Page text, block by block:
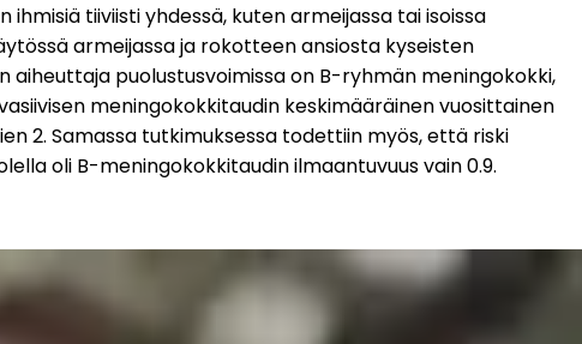
tiiviisti yhdessä, kuten armeijassa tai isoissa
armeijassa ja rokotteen ansiosta kyseisten
puolustusvoimissa on B-ryhmän meningokokki,
meningokokkitaudin keskimääräinen vuosittainen
2. Samassa tutkimuksessa todettiin myös, että riski
oli B-meningokokkitaudin ilmaantuvuus vain 0.9.